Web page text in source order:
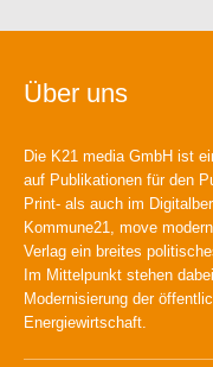
Über uns
Die K21 media GmbH ist
auf Publikationen für den
Print- als auch im
Kommune21, move
Verlag ein breites
Im Mittelpunkt stehen
Modernisierung der
Energiewirtschaft.